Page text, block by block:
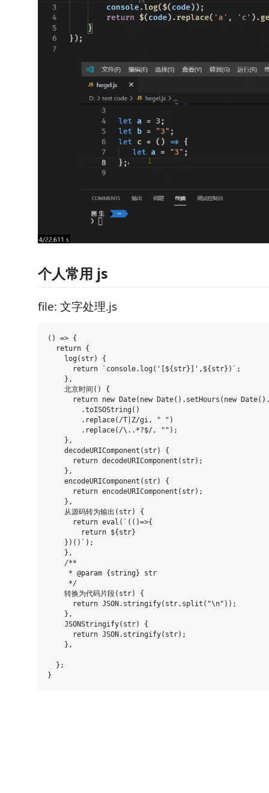
个人常用 js
file: 文字处理.js
() => {
  return {
    log(str) {
      return `console.log('[${str}]',${str})`;
    },
    北京时间() {
return new Date(new Date().setHours(new
        .toISOString()
        .replace(/T|Z/gi, " ")
        .replace(/\..*?$/, "");
    },
    decodeURIComponent(str) {
      return decodeURIComponent(str);
    },
    encodeURIComponent(str) {
      return encodeURIComponent(str);
    },
    从源码转为输出(str) {
      return eval(`(()=>{
        return ${str}
    })()`);
    },
    /**
     * @param {string} str
     */
    转换为代码片段(str) {
      return JSON.stringify(str.split("\n"));
    },
    JSONStringify(str) {
      return JSON.stringify(str);
    },
  };